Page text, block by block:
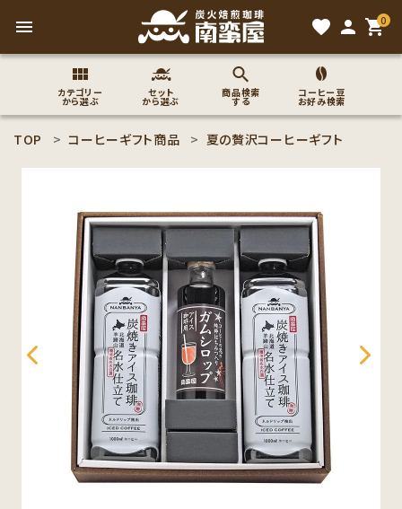
menu favorite person 0
shopping_cart
カテゴリー
から選ぶ
セット
から選ぶ
商品検索
する
コーヒー豆
お好み検索
search
ACCOUNT MENU
ようこそ ゲスト 様
ログイン person 新規会員登録
コーヒー豆のこだわり
コーヒー豆お好み検索
カテゴリーから探す
セット商品から探す
TOP コーヒーギフト商品 夏の贅沢コーヒーギフト